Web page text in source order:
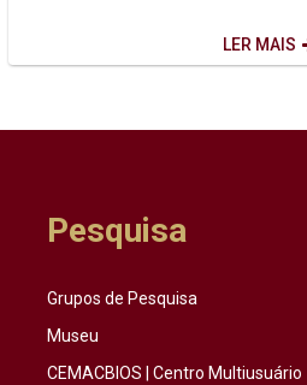
LER MAIS
Pesquisa
Grupos de Pesquisa
Museu
CEMACBIOS | Centro Multiusuário